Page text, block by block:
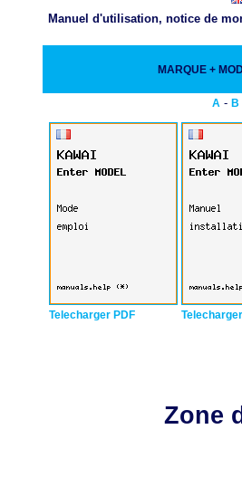
Manuel d'utilisation, notice de
MARQUE +
A - B
Telecharger PDF
Zone